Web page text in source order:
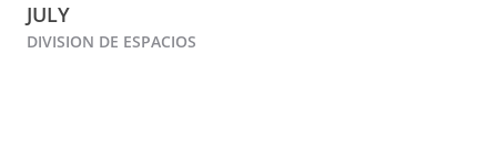
JULY
DIVISION DE ESPACIOS